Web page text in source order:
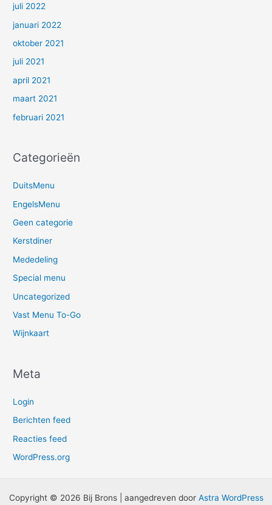
juli 2022
januari 2022
oktober 2021
juli 2021
april 2021
maart 2021
februari 2021
Categorieën
DuitsMenu
EngelsMenu
Geen categorie
Kerstdiner
Mededeling
Special menu
Uncategorized
Vast Menu To-Go
Wijnkaart
Meta
Login
Berichten feed
Reacties feed
WordPress.org
Copyright © 2026 Bij Brons | aangedreven door Astra WordPress